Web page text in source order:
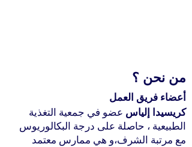
من نحن ؟
أعضاء فريق العمل
كريسيدا إلياس عضو في جمعية التغذية
الطبيعية ، حاصلة على درجة البكالوريوس
مع مرتبة الشرف،و هي ممارس معتمد